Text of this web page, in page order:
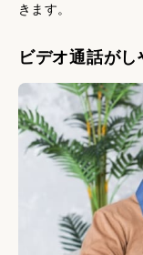
きます。
ビデオ通話がし